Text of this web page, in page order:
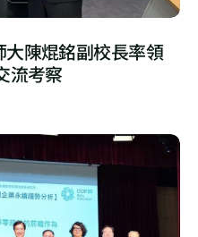
陳焜銘副校長率領
流考察